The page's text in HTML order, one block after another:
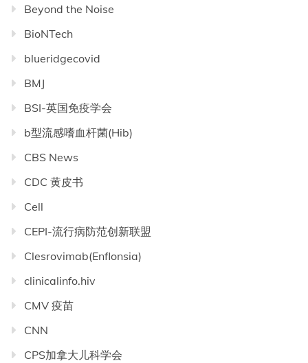
Beyond the Noise
BioNTech
blueridgecovid
BMJ
BSI-英国免疫学会
b型流感嗜血杆菌(Hib)
CBS News
CDC 黄皮书
Cell
CEPI-流行病防范创新联盟
Clesrovimab(Enflonsia)
clinicalinfo.hiv
CMV 疫苗
CNN
CPS加拿大儿科学会